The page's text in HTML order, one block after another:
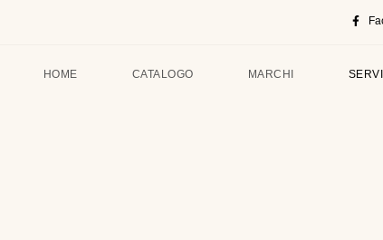
HOME CATALOGO MARCHI